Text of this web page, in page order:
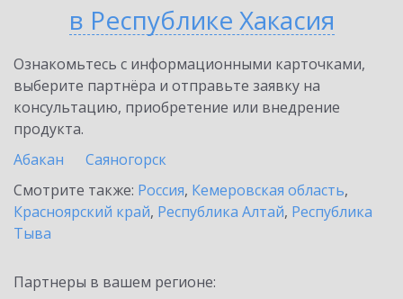
в Республике Хакасия
Ознакомьтесь с информационными карточками,
выберите партнёра и отправьте заявку на
консультацию, приобретение или внедрение
продукта.
Абакан
Саяногорск
Смотрите также: Россия, Кемеровская область,
Красноярский край, Республика Алтай, Республика
Тыва
Партнеры в вашем регионе: